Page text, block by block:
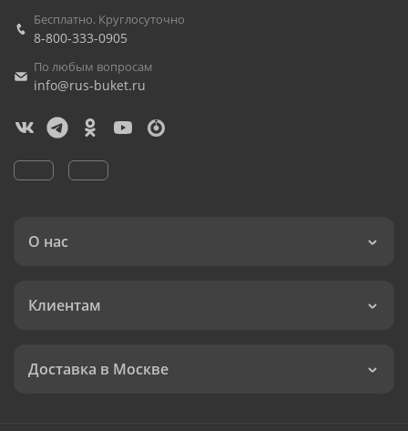
Бесплатно. Круглосуточно
8-800-333-0905
По любым вопросам
info@rus-buket.ru
О нас
Клиентам
Доставка в Москве